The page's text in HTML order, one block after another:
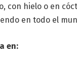
con hielo o en
en todo el
en: